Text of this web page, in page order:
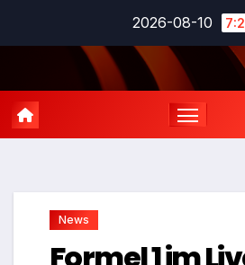
2026-08-10
News